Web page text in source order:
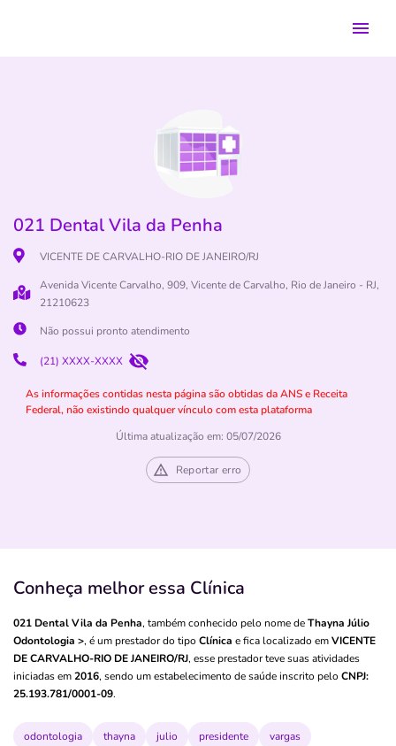
021 Dental Vila da Penha
VICENTE DE CARVALHO-RIO DE JANEIRO/RJ
Avenida Vicente Carvalho, 909, Vicente de Carvalho, Rio de Janeiro - RJ,
21210623
Não possui pronto atendimento
(21) XXXX-XXXX
As informações contidas nesta página são obtidas da ANS e Receita
Federal, não existindo qualquer vínculo com esta plataforma
Última atualização em: 05/07/2026
Reportar erro
Conheça melhor essa Clínica
021 Dental Vila da Penha, também conhecido pelo nome deThayna Júlio
Odontologia >, é um prestador do tipo Clínica e fica localizado emVICENTE
DE CARVALHO-RIO DE JANEIRO/RJ, esse prestador teve suas atividades
iniciadas em2016, sendo um estabelecimento de saúde inscrito pelo CNPJ:
25.193.781/0001-09.
odontologia thayna julio presidente vargas